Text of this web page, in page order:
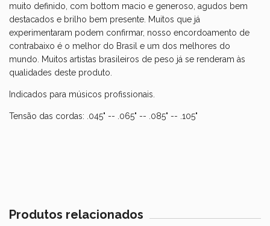
muito definido, com bottom macio e generoso, agudos bem
destacados e brilho bem presente. Muitos que já
experimentaram podem confirmar, nosso encordoamento de
contrabaixo é o melhor do Brasil e um dos melhores do
mundo. Muitos artistas brasileiros de peso já se renderam às
qualidades deste produto.
Indicados para músicos profissionais.
Tensão das cordas: .045" -- .065" -- .085" -- .105"
Produtos relacionados